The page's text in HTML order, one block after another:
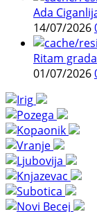
Ada
14/07/2026
Ritam
01/07/2026